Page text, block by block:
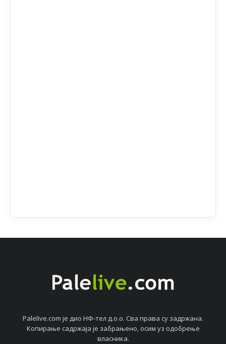
Palelive.com јe дио НФ-тeл д.о.о. Сва права су задржана.
Копирањe садржаја јe забрањeно, осим уз одобрeњe
власника.